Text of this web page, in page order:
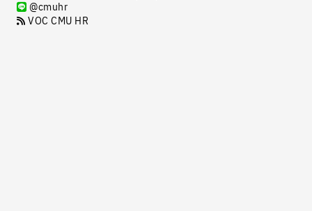
@cmuhr
VOC CMU HR